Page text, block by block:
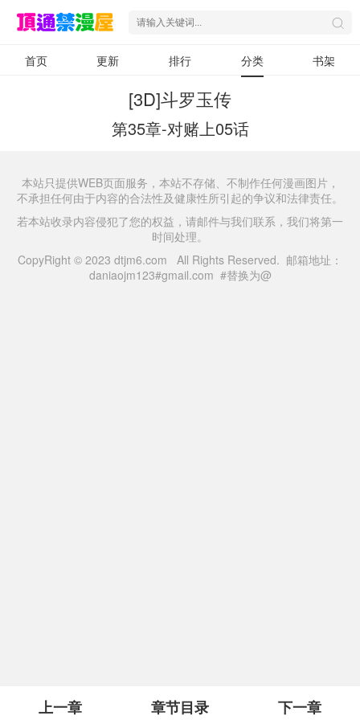
首页 更新 排行 分类 书架
[3D]斗罗玉传
第35章-对赌上05话
上一章 章节目录 下一章
本站只提供WEB页面服务，本站不存储、不制作任何漫画图片，
不承担任何由于内容的合法性及健康性所引起的争议和法律责任。
若本站收录内容侵犯了您的权益，请邮件与我们联系，我们将第一
时间处理。
CopyRight © 2023 dtjm6.com All Rights Reserved. 邮箱地址：
daniaojm123#gmail.com #替换为@